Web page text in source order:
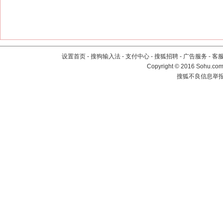
设置首页 - 搜狗输入法 - 支付中心 - 搜狐招聘 - 广告服务 - 客
Copyright©2016
搜狐不良信息举